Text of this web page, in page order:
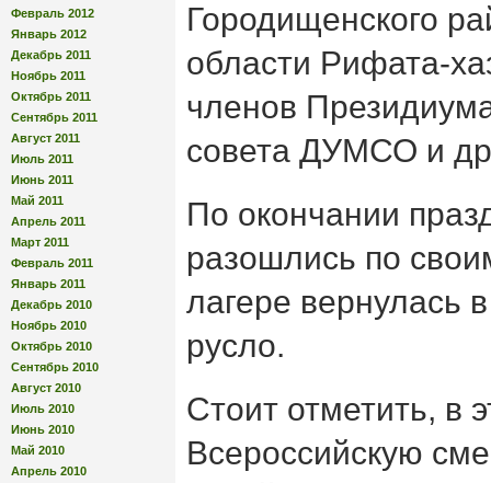
Февраль 2012
Январь 2012
Декабрь 2011
Ноябрь 2011
Октябрь 2011
Сентябрь 2011
Август 2011
Июль 2011
Июнь 2011
Май 2011
Апрель 2011
Март 2011
Февраль 2011
Январь 2011
Декабрь 2010
Ноябрь 2010
Октябрь 2010
Сентябрь 2010
Август 2010
Июль 2010
Июнь 2010
Май 2010
Апрель 2010
Городищенского
области Рифата-
членов
совета ДУМСО и
По окончании
разошлись по
лагере вернулась
русло.
Стоит отметить, в
Всероссийскую